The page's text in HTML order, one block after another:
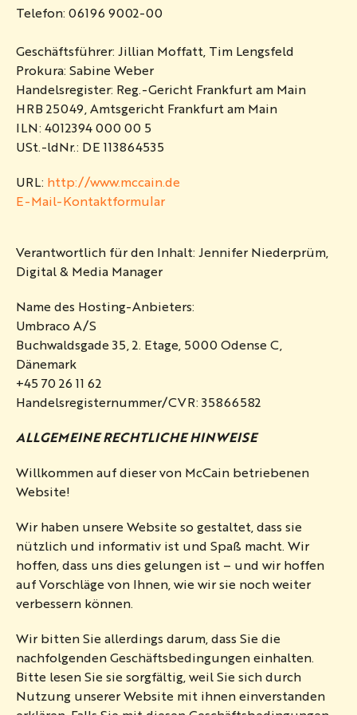
Telefon: 06196 9002-00
Geschäftsführer: Jillian Moffatt, Tim Lengsfeld
Prokura: Sabine Weber
Handelsregister: Reg.-Gericht Frankfurt am Main
HRB 25049, Amtsgericht Frankfurt am Main
ILN: 4012394 000 00 5
USt.-ldNr.: DE 113864535
URL: http://www.mccain.de
E-Mail-Kontaktformular
Verantwortlich für den Inhalt: Jennifer Niederprüm,
Digital & Media Manager
Name des Hosting-Anbieters:
Umbraco A/S
Buchwaldsgade 35, 2. Etage, 5000 Odense C,
Dänemark
+45 70 26 11 62
Handelsregisternummer/CVR: 35866582
ALLGEMEINE RECHTLICHE HINWEISE
Willkommen auf dieser von McCain betriebenen
Website!
Wir haben unsere Website so gestaltet, dass sie
nützlich und informativ ist und Spaß macht. Wir
hoffen, dass uns dies gelungen ist – und wir hoffen
auf Vorschläge von Ihnen, wie wir sie noch weiter
verbessern können.
Wir bitten Sie allerdings darum, dass Sie die
nachfolgenden Geschäftsbedingungen einhalten.
Bitte lesen Sie sie sorgfältig, weil Sie sich durch
Nutzung unserer Website mit ihnen einverstanden